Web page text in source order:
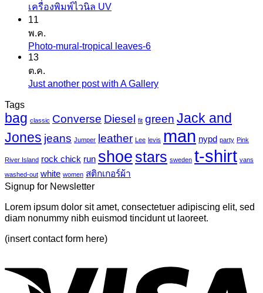
บน
นวาส
เครื่องพิมพ์ไวนิล UVไม่มี
บน
ไว
11
พ.ค.
Photo-mural-tropical leaves-6ไม่มี
mural-
tropical
leaves-
13
ต.ค.
Just another post with A Galleryไม่มี
เห็น
บน
Just
another
post
Tags
bag classic Converse Diesel fit green Jack and
Jones jeans Jumper leather Lee levis man nypd party Pink
River Island rock chick run shoe stars sweden t-shirt vans
washed-out white women สติกเกอร์ผ้า
Signup for Newsletter
Lorem ipsum dolor sit amet, consectetuer adipiscing elit, sed
diam nonummy nibh euismod tincidunt ut laoreet.
(insert contact form here)